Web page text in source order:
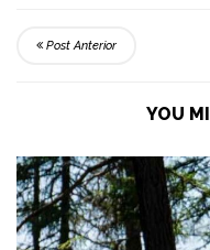
Post Anterior
YOU